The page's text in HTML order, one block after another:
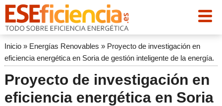
Inicio» Energías Renovables » Proyecto de investigación en
eficiencia energética en Soria de gestión inteligente de la energía.
Proyecto de investigación en
eficiencia energética en Soria